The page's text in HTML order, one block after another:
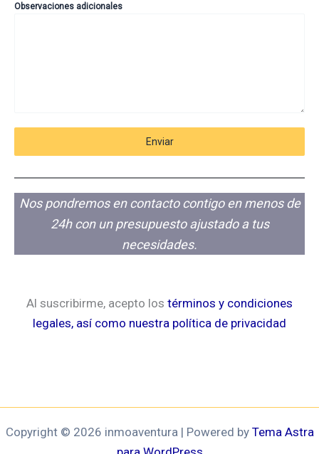
Observaciones adicionales
Enviar
Nos pondremos en contacto contigo en menos de
24h con un presupuesto ajustado a tus
necesidades.
Al suscribirme, acepto los términos y condiciones
legales, así como nuestra política de privacidad
Copyright © 2026 inmoaventura | Powered by Tema Astra